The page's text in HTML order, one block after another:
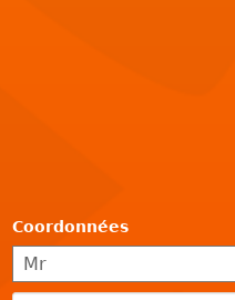
Coordonnées